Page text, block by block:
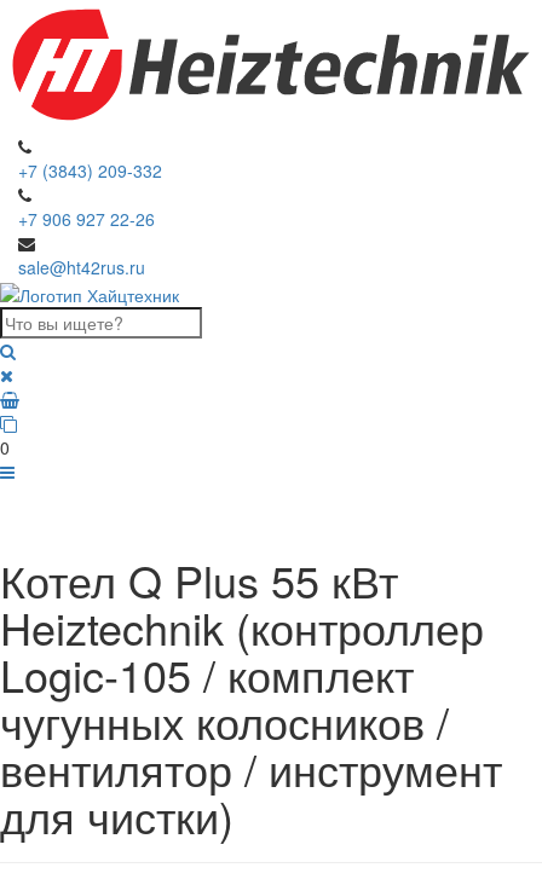
+7 (3843) 209-332
+7 906 927 22-26
sale@ht42rus.ru
0
Котел Q Plus 55 кВт
Heiztechnik (контроллер
Logic-105 / комплект
чугунных колосников /
вентилятор / инструмент
для чистки)